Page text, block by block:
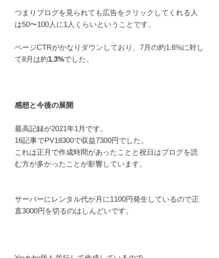
つまりブログを見られても広告をクリックしてくれる人
は50〜100人に1人くらいということです。
ページCTRがかなりダウンしており、7月の約1.6%に対し
て8月は約1.3%でした。
感想と今後の展開
最高記録が2021年1月です。
16記事でPV18300で収益7300円でした。
これは正月で作成時間があったことと祝日はブログを読
む方が多かったことが影響しています。
サーバーにレンタル代が月に1100円発生しているので正
直3000円を切るのはしんどいです。